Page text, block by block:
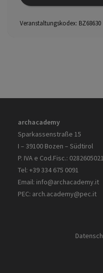
Veranstaltungskodex: BZ68630
archacademy
Sparkassenstraße 15
I – 39100 Bozen – Südtirol
P. IVA e Cod.Fisc.:
Tel: +39 334 675 0091
Email: info@archacademy.it
PEC: arch.academy@pec.it